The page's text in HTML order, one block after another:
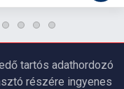
tartós adathordozó
részére ingyenes